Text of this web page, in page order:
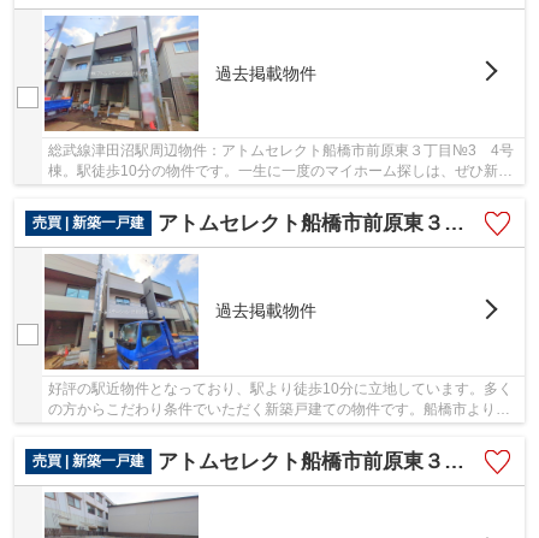
過去掲載物件
総武線津田沼駅周辺物件：アトムセレクト船橋市前原東３丁目№3 4号
棟。駅徒歩10分の物件です。一生に一度のマイホーム探しは、ぜひ新築
売買 | 新築一戸建
アトムセレクト船橋市前原東３丁目№3 3号棟
過去掲載物件
好評の駅近物件となっており、駅より徒歩10分に立地しています。多く
の方からこだわり条件でいただく新築戸建ての物件です。船橋市よりご
売買 | 新築一戸建
アトムセレクト船橋市前原東３丁目№3 2号棟